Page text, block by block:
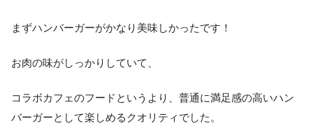
まずハンバーガーがかなり美味しかったです！
お肉の味がしっかりしていて、
コラボカフェのフードというより、普通に満足感の高いハン
バーガーとして楽しめるクオリティでした。